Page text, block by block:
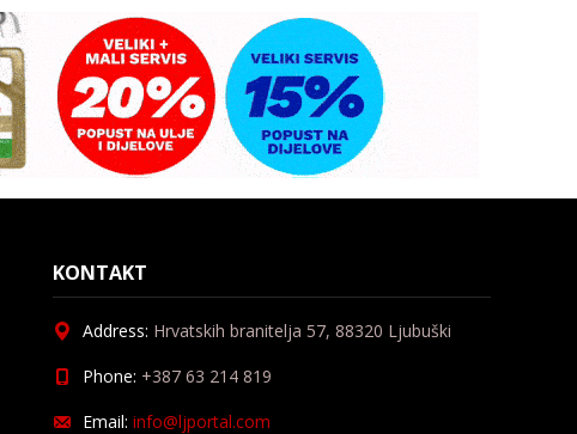
KONTAKT
Address: Hrvatskih branitelja 57, 88320 Ljubuški
Phone: +387 63 214 819
Email: info@ljportal.com